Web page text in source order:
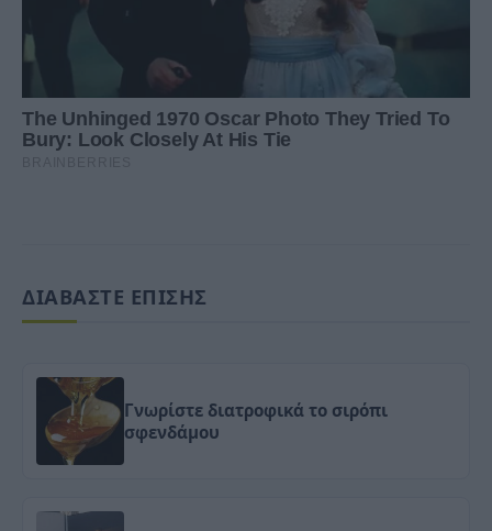
ΔΙΑΒΑΣΤΕ ΕΠΙΣΗΣ
Γνωρίστε διατροφικά το σιρόπι
σφενδάμου